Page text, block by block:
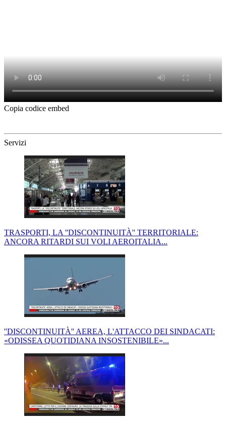
Copia codice embed
Servizi
TRASPORTI, LA ''DISCONTINUITÀ'' TERRITORIALE:
ANCORA RITARDI SUI VOLI AEROITALIA...
''DISCONTINUITÀ'' AEREA, L'ATTACCO DEI SINDACATI:
«ODISSEA QUOTIDIANA INSOSTENIBILE»...